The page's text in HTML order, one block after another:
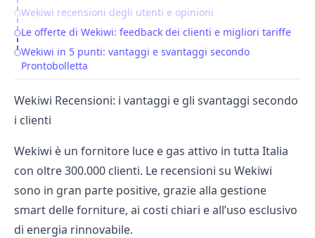
Wekiwi recensioni degli utenti e opinioni
Le offerte di Wekiwi: feedback dei clienti e migliori tariffe
Wekiwi in 5 punti: vantaggi e svantaggi secondo
Prontobolletta
Wekiwi Recensioni: i vantaggi e gli svantaggi secondo
i clienti
Wekiwi è un fornitore luce e gas attivo in tutta Italia
con oltre 300.000 clienti. Le recensioni su Wekiwi
sono in gran parte positive, grazie alla gestione
smart delle forniture, ai costi chiari e all’uso esclusivo
di energia rinnovabile.